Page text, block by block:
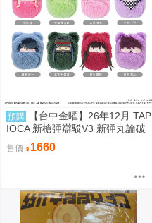
預購
【台中金曜】26年12月 TAP
IOCA 新槍彈辯駁V3 新彈丸論破
V3 動物裝布偶集 寶寶娃 中盒 08
14
售價 1660